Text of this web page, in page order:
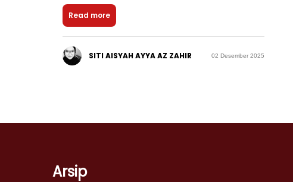
Read more
SITI AISYAH AYYA AZ ZAHIR 02 Desember 2025
Arsip